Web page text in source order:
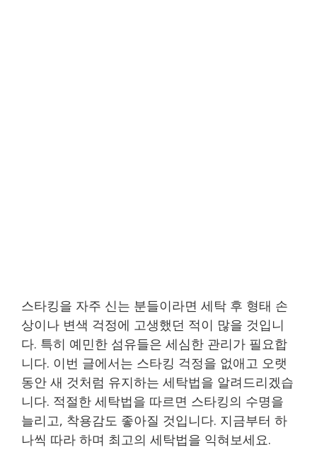
스타킹을 자주 신는 분들이라면 세탁 후 형태 손
상이나 변색 걱정에 고생했던 적이 많을 것입니
다. 특히 예민한 섬유들은 세심한 관리가 필요합
니다. 이번 글에서는 스타킹 걱정을 없애고 오랫
동안 새 것처럼 유지하는 세탁법을 알려드리겠습
니다. 적절한 세탁법을 따르면 스타킹의 수명을
늘리고, 착용감도 좋아질 것입니다. 지금부터 하
나씩 따라 하며 최고의 세탁법을 익혀보세요.